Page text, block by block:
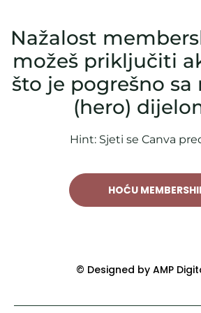
Nažalost
možeš priključiti
što je pogrešno sa
(hero)
Hint: Sjeti se Canva
HOĆU
© Designed by AMP